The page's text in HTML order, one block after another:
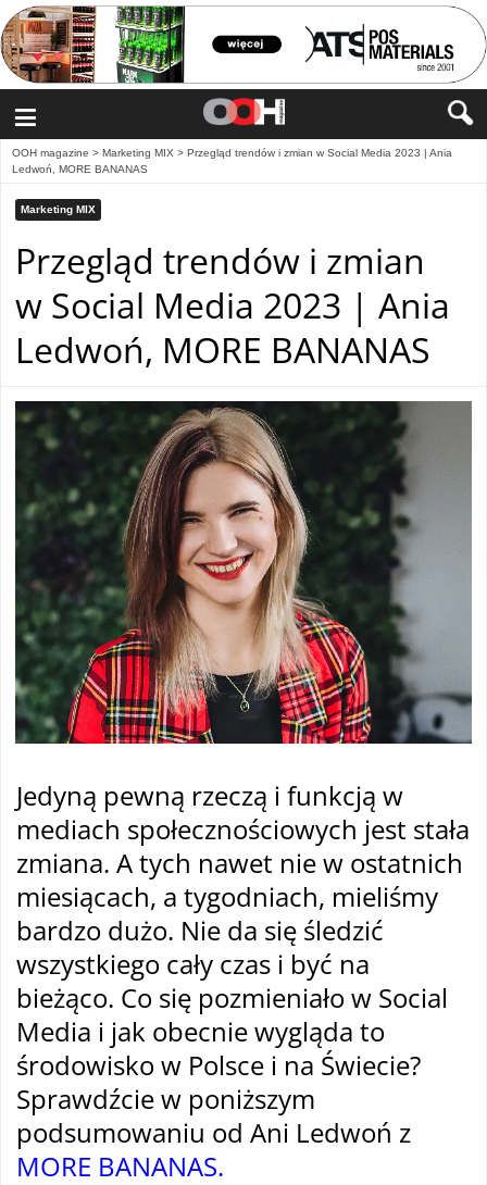
≡
OOH magazine > Marketing MIX > Przegląd trendów i zmian w Social Media 2023 | Ania
Ledwoń, MORE BANANAS
Marketing MIX
Przegląd trendów i zmian
w Social Media 2023 | Ania
Ledwoń, MORE BANANAS
Jedyną pewną rzeczą i funkcją w
mediach społecznościowych jest stała
zmiana. A tych nawet nie w ostatnich
miesiącach, a tygodniach, mieliśmy
bardzo dużo. Nie da się śledzić
wszystkiego cały czas i być na
bieżąco. Co się pozmieniało w Social
Media i jak obecnie wygląda to
środowisko w Polsce i na Świecie?
Sprawdźcie w poniższym
podsumowaniu od Ani Ledwoń z
MORE BANANAS.